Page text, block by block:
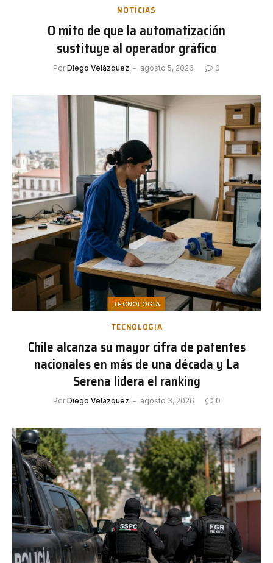
NOTÍCIAS
O mito de que la automatización
sustituye al operador gráfico
Por Diego Velázquez agosto 5, 2026 0
TECNOLOGIA
TECNOLOGIA
Chile alcanza su mayor cifra de patentes
nacionales en más de una década y La
Serena lidera el ranking
Por Diego Velázquez agosto 3, 2026 0